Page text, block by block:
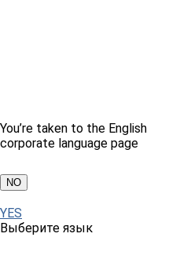
You’re taken to the English
corporate language page
NO
YES
Выберите язык